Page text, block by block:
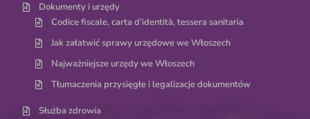
Dokumenty i urzędy
Codice fiscale, carta d’identità, tessera sanitaria
Jak załatwić sprawy urzędowe we Włoszech
Najważniejsze urzędy we Włoszech
Tłumaczenia przysięgłe i legalizacje dokumentów
Służba zdrowia